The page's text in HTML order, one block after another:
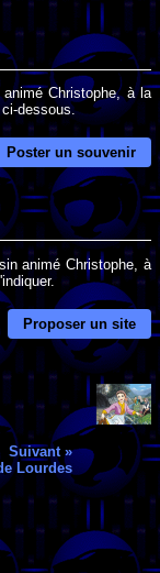
Christophe, à la
dessous.
Poster un souvenir
animé Christophe, à
Proposer un site
Suivant »
Lourdes